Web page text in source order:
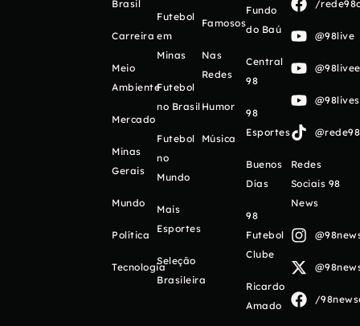
Brasil
Carreira
Meio
Ambiente
Mercado
Minas
Gerais
Mundo
Política
Tecnologia
Futebol
em
Minas
Futebol
no Brasil
Futebol
no
Mundo
Mais
Esportes
Seleção
Brasileira
Famosos
Nas
Redes
Humor
Música
Fundo
do Baú
Central
98
98
Esportes
Buenos
Días
98
Futebol
Clube
Ricardo
Amado
/
@98live
Redes
Sociais 98
News
/